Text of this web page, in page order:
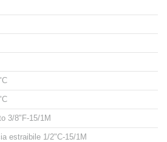
3/8"F-15/1M
estraibile 1/2"C-15/1M